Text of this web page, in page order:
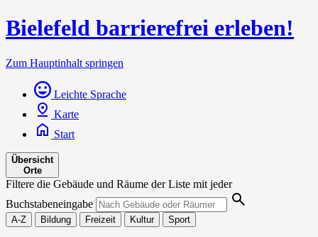
Bielefeld barrierefrei erleben!
Zum Hauptinhalt springen
Leichte Sprache
Karte
Start
Übersicht
Orte
Filtere die Gebäude und Räume der Liste mit jeder
Buchstabeneingabe
A-Z Bildung Freizeit Kultur Sport